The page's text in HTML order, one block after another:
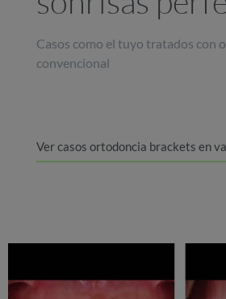
Casos como el tuyo tratados con
convencional
Ver casos ortodoncia brackets en